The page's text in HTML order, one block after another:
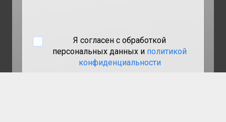
Я согласен с обработкой
персональных данных и политикой
конфиденциальности